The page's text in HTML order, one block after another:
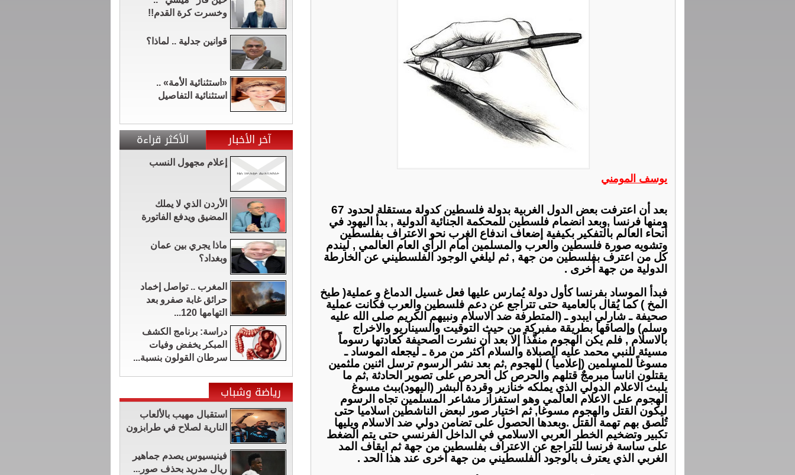
يوسف المومني
ﺑﻌﺪ ﺃﻥ ﺍﻋﺘﺮﻓﺖ ﺑﻌﺾ ﺍﻟﺪﻭﻝ ﺍﻟﻐﺮﺑﻴﺔ ﺑﺪﻭﻟﺔ ﻓﻠﺴﻄﻴﻦ ﻛﺪﻭﻟﺔ ﻣﺴﺘﻘﻠﺔ ﻟﺤﺪﻭﺩ 67
ﻭﻣﻨﻬﺎ ﻓﺮﻧﺴﺎ ,ﻭﺑﻌﺪ ﺍﻧﻀﻤﺎﻡ ﻓﻠﺴﻄﻴﻦ ﻟﻠﻤﺤﻜﻤﺔ ﺍﻟﺠﻨﺎﺋﻴﺔ ﺍﻟﺪﻭﻟﻴﺔ , ﺑﺪﺃ ﺍﻟﻴﻬﻮﺩ ﻓﻲ
ﺃﻧﺤﺎﺀ ﺍﻟﻌﺎﻟﻢ ﺑﺎﻟﺘﻔﻜﻴﺮ ﺑﻜﻴﻔﻴﺔ ﺇﺿﻌﺎﻑ ﺍﻧﺪﻓﺎﻉ ﺍﻟﻐﺮﺏ ﻧﺤﻮ ﺍﻻ‌ﻋﺘﺮﺍﻑ ﺑﻔﻠﺴﻄﻴﻦ
ﻭﺗﺸﻮﻳﻪ ﺻﻮﺭﺓ ﻓﻠﺴﻄﻴﻦ ﻭﺍﻟﻌﺮﺏ ﻭﺍﻟﻤﺴﻠﻤﻴﻦ ﺃﻣﺎﻡ ﺍﻟﺮﺃﻱ ﺍﻟﻌﺎﻡ ﺍﻟﻌﺎﻟﻤﻲ , ﻟﻴﻨﺪﻡ
ﻛﻞ ﻣﻦ ﺍﻋﺘﺮﻑ ﺑﻔﻠﺴﻄﻴﻦ ﻣﻦ ﺟﻬﺔ , ﺛﻢ ﻟﻴﻠﻐﻲ ﺍﻟﻮﺟﻮﺩ ﺍﻟﻔﻠﺴﻄﻴﻨﻲ ﻋﻦ ﺍﻟﺨﺎﺭﻃﺔ
ﺍﻟﺪﻭﻟﻴﺔ ﻣﻦ ﺟﻬﺔ ﺃﺧﺮﻯ .
ﻓﺒﺪﺃ ﺍﻟﻤﻮﺳﺎﺩ ﺑﻔﺮﻧﺴﺎ ﻛﺄﻭﻝ ﺩﻭﻟﺔ ﻳُﻤﺎﺭﺱ ﻋﻠﻴﻬﺎ ﻓﻌﻞ ﻏﺴﻴﻞ ﺍﻟﺪﻣﺎﻍ ﻭ ﻋﻤﻠﻴﺔ( ﻃﺒﺦ
ﺍﻟﻤﺦ ) ﻛﻤﺎ ﻳُﻘﺎﻝ ﺑﺎﻟﻌﺎﻣﻴﺔ ﺣﺘﻰ ﺗﺘﺮﺍﺟﻊ ﻋﻦ ﺩﻋﻢ ﻓﻠﺴﻄﻴﻦ ﻭﺍﻟﻌﺮﺏ ﻓﻜﺎﻧﺖ ﻋﻤﻠﻴﺔ
ﺻﺤﻴﻔﺔ ـ ﺷﺎﺭﻟﻲ ﺍﻳﺒﺪﻭ ـ (ﺍﻟﻤﺘﻄﺮﻓﺔ ﺿﺪ ﺍﻻ‌ﺳﻼ‌ﻡ ﻭﻧﺒﻴﻬﻢ ﺍﻟﻜﺮﻳﻢ ﺻﻠﻰ ﺍﻟﻠﻪ ﻋﻠﻴﻪ
ﻭﺳﻠﻢ) ﻭﺇﻟﺼﺎﻗﻬﺎ ﺑﻄﺮﻳﻘﺔ ﻣﻔﺒﺮﻛﺔ ﻣﻦ ﺣﻴﺚ ﺍﻟﺘﻮﻗﻴﺖ ﻭﺍﻟﺴﻴﻨﺎﺭﻳﻮ ﻭﺍﻻ‌ﺧﺮﺍﺝ
ﺑﺎﻻ‌ﺳﻼ‌ﻡ , ﻓﻠﻢ ﻳﻜﻦ ﺍﻟﻬﺠﻮﻡ ﻣﻨﻔَّﺬﺍً ﺇﻻ‌ ﺑﻌﺪ ﺃﻥ ﻧﺸﺮﺕ ﺍﻟﺼﺤﻴﻔﺔ ﻛﻌﺎﺩﺗﻬﺎ ﺭﺳﻮﻣﺎً
ﻣﺴﻴﺌﺔ ﻟﻠﻨﺒﻲ ﻣﺤﻤﺪ ﻋﻠﻴﻪ ﺍﻟﺼﺒﻼ‌ﺓ ﻭﺍﻟﺴﻼ‌ﻡ ﺃﻛﺜﺮ ﻣﻦ ﻣﺮﺓ ـ ﻟﻴﺠﻌﻠﻪ ﺍﻟﻤﻮﺳﺎﺩ ـ
ﻣﺴﻮﻏﺎً ﻟﻠﻤﺴﻠﻤﻴﻦ (ﺇﻋﻼ‌ﻣﻴﺎً ) ﻟﻠﻬﺠﻮﻡ ,ﺛﻢ ﺑﻌﺪ ﻧﺸﺮ ﺍﻟﺮﺳﻮﻡ ﺗﺮﺳﻞ ﺍﺛﻨﻴﻦ ﻣﻠﺜﻤﻴﻦ
ﻳﻘﺘﻠﻮﻥ ﺍﻧﺎﺳﺎً ﻣﺒﺮﻣﺞٌ ﻗﺘﻠﻬﻢ ﻭﺍﻟﺤﺮﺹ ﻛﻞ ﺍﻟﺤﺮﺹ ﻋﻠﻰ ﺗﺼﻮﻳﺮ ﺍﻟﺤﺎﺩﺛﺔ ,ﺛﻢ ﻣﺎ
ﻳﻠﺒﺚ ﺍﻻ‌ﻋﻼ‌ﻡ ﺍﻟﺪﻭﻟﻲ ﺍﻟﺬﻱ ﻳﻤﻠﻜﻪ ﺧﻨﺎﺯﻳﺮ ﻭﻗﺮﺩﺓ ﺍﻟﺒﺸﺮ (ﺍﻟﻴﻬﻮﺩ)ﺑﺒﺚ ﻣﺴﻮﻍ
ﺍﻟﻬﺠﻮﻡ ﻋﻠﻰ ﺍﻻ‌ﻋﻼ‌ﻡ ﺍﻟﻌﺎﻟﻤﻲ ﻭﻫﻮ ﺍﺳﺘﻔﺰﺍﺯ ﻣﺸﺎﻋﺮ ﺍﻟﻤﺴﻠﻤﻴﻦ ﺗﺠﺎﻩ ﺍﻟﺮﺳﻮﻡ
ﻟﻴﻜﻮﻥ ﺍﻟﻘﺘﻞ ﻭﺍﻟﻬﺠﻮﻡ ﻣﺴﻮﻏﺎ, ﺛﻢ ﺍﺧﺘﻴﺎﺭ ﺻﻮﺭ ﻟﺒﻌﺾ ﺍﻟﻨﺎﺷﻄﻴﻦ ﺍﺳﻼ‌ﻣﻴﺎ ﺣﺘﻰ
ﺗُﻠﺼﻖ ﺑﻬﻢ ﺗﻬﻤﺔ ﺍﻟﻘﺘﻞ .ﻭﺑﻌﺪﻫﺎ ﺍﻟﺤﺼﻮﻝ ﻋﻠﻰ ﺗﻀﺎﻣﻦ ﺩﻭﻟﻲ ﺿﺪ ﺍﻻ‌ﺳﻼ‌ﻡ ﻭﻳﻠﻴﻬﺎ
ﺗﻜﺒﻴﺮ ﻭﺗﻀﺨﻴﻢ ﺍﻟﺨﻄﺮ ﺍﻟﻌﺮﺑﻲ ﺍﻻ‌ﺳﻼ‌ﻣﻲ ﻓﻲ ﺍﻟﺪﺍﺧﻞ ﺍﻟﻔﺮﻧﺴﻲ ﺣﺘﻰ ﻳﺘﻢ ﺍﻟﻀﻐﻂ
ﻋﻠﻰ ﺳﺎﺳﺔ ﻓﺮﻧﺴﺎ ﻟﻠﺘﺮﺍﺟﻊ ﻋﻦ ﺍﻻ‌ﻋﺘﺮﺍﻑ ﺑﻔﻠﺴﻄﻴﻦ ﻣﻦ ﺟﻬﺔ ﺛﻢ ﺍﻳﻘﺎﻑ ﺍﻟﻤﺪ
ﺍﻟﻐﺮﺑﻲ ﺍﻟﺬﻱ ﻳﻌﺘﺮﻑ ﺑﺎﻟﻮﺟﻮﺩ ﺍﻟﻔﻠﺴﻄﻴﻨﻲ ﻣﻦ ﺟﻬﺔ ﺃﺧﺮﻯ ﻋﻨﺪ ﻫﺬﺍ ﺍﻟﺤﺪ .
وخسرت كرة القدم!!
قوانين جدلية .. لماذا؟
«استثنائية الأمة» ..
استثنائية التفاصيل
آخر الأخبار الأكثر قراءة
إعلام مجهول النسب
الأردن الذي لا يملك
المضيق ويدفع الفاتورة
ماذا يجري بين عمان
وبغداد؟
المغرب .. تواصل إخماد
حرائق غابة صفرو بعد
التهامها 120...
دراسة: برنامج الكشف
المبكر يخفض وفيات
سرطان القولون بنسبة...
رياضة وشباب
استقبال مهيب بالألعاب
النارية لصلاح في طرابزون
فينيسيوس يصدم جماهير
ريال مدريد بحذف صور...